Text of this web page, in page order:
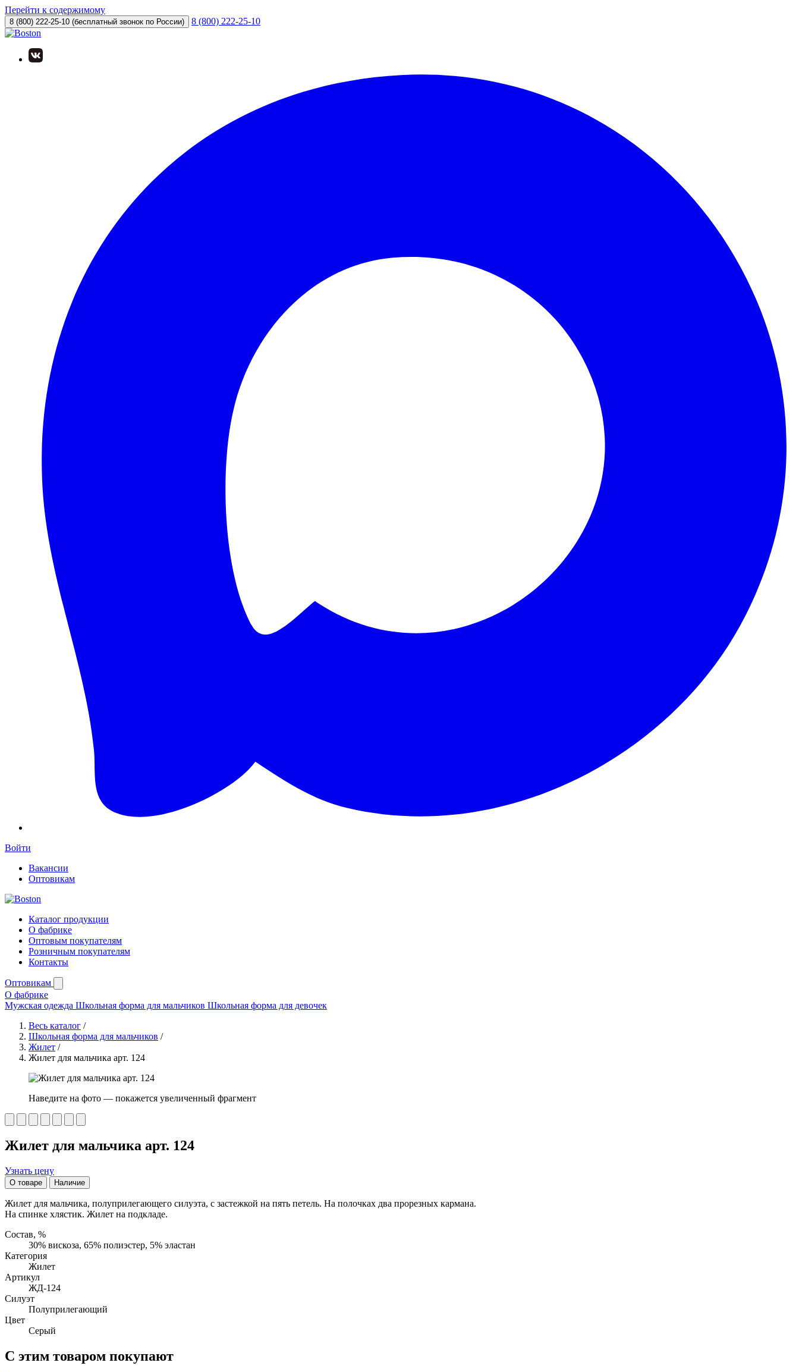
Перейти к содержимому
8 (800) 222-25-10 (бесплатный звонок по России) 8 (800) 222-25-10
Войти
Вакансии
Оптовикам
Каталог продукции
О фабрике
Оптовым покупателям
Розничным покупателям
Контакты
Оптовикам
О фабрике
Мужская одежда Школьная форма для мальчиков Школьная форма для девочек
Весь каталог /
Школьная форма для мальчиков /
Жилет /
Жилет для мальчика арт. 124
Наведите на фото — покажется увеличенный фрагмент
Жилет для мальчика арт. 124
Узнать цену
О товаре Наличие
Жилет для мальчика, полуприлегающего силуэта, с застежкой на пять петель. На полочках два прорезных кармана.
На спинке хлястик. Жилет на подкладе.
Состав, %
30% вискоза, 65% полиэстер, 5% эластан
Категория
Жилет
Артикул
ЖД-124
Силуэт
Полуприлегающий
Цвет
Серый
С этим товаром покупают